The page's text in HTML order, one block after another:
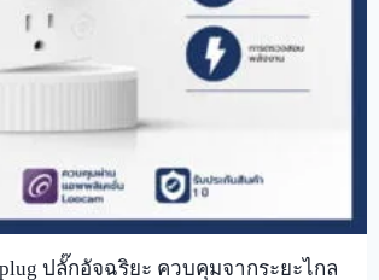
plug ปลั๊กอัจฉริยะ ควบคุมจากระยะไกล